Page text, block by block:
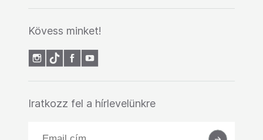
Kövess minket!
Iratkozz fel a hírlevelünkre